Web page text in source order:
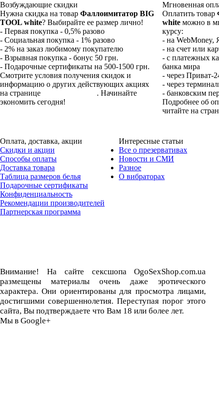
Возбуждающие скидки
Нужна скидка на товар Фаллоимитатор BIG
TOOL white? Выбирайте ее размер лично!
- Первая покупка - 0,5% разово
- Социальная покупка - 1% разово
- 2% на заказ любимому покупателю
- Взрывная покупка - бонус 50 грн.
- Подарочные сертификаты на 500-1500 грн.
Смотрите условия получения скидок и
информацию о других действующих акциях
на странице
. Начинайте
экономить сегодня!
Мгновенная
Оплатить товар
white можно в
курсу:
- на WebMoney,
- на счет или
- с платежных
банка мира
- через Приват-
- через
- банковским
Подробнее об
читайте на
Оплата, доставка, акции
Скидки и акции
Способы оплаты
Доставка товара
Таблица размеров белья
Подарочные сертификаты
Конфиденциальность
Рекомендации производителей
Партнерская программа
Интересные статьи
Все о презервативах
Новости и СМИ
Разное
О вибраторах
Внимание! На сайте сексшопа OgoSexShop.com.ua
размещены материалы очень даже эротического
характера. Они ориентированы для просмотра лицами,
достигшими совершеннолетия. Переступая порог этого
сайта, Вы подтверждаете что Вам 18 или более лет.
Мы в Google+